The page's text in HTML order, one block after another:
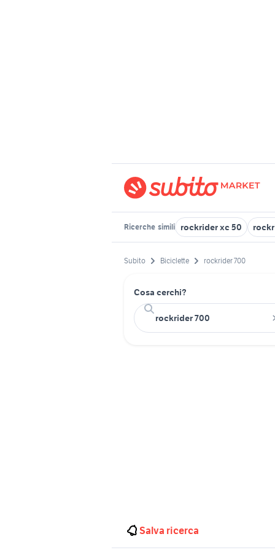
Ricerche simili rockrider xc 50
Subito Biciclette rockrider 700
Cosa cerchi?
Salva ricerca